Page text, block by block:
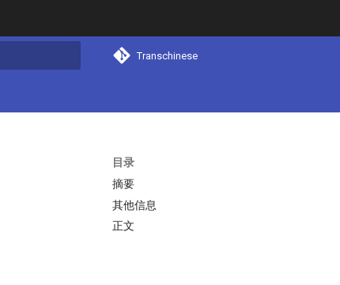
Transchinese
目录
摘要
其他信息
正文